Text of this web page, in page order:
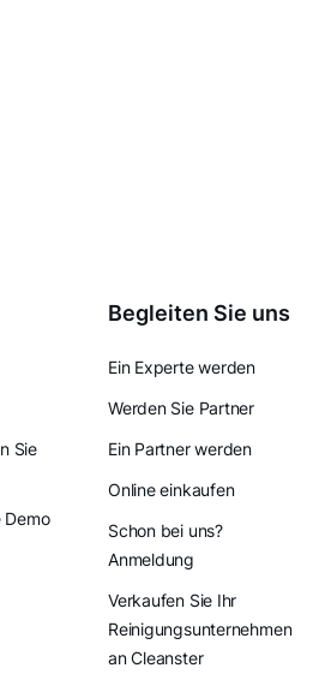
Sie
Demo
Begleiten Sie uns
Ein Experte werden
Werden Sie Partner
Ein Partner werden
Online einkaufen
Schon bei uns?
Anmeldung
Verkaufen Sie Ihr
Reinigungsunternehmen
an Cleanster